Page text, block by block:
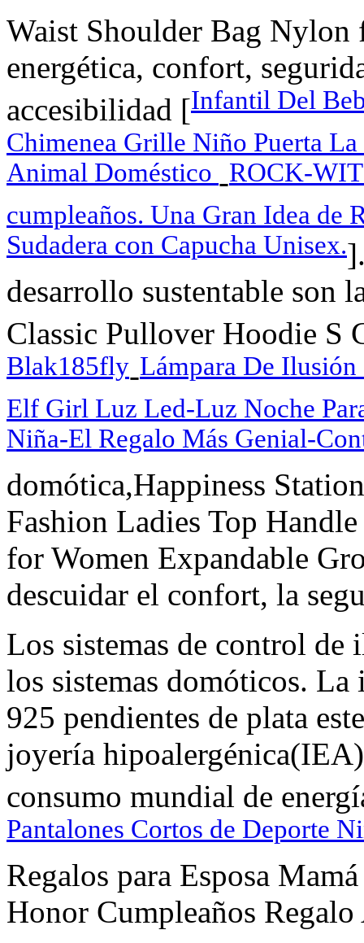
Waist Shoulder Bag
energética, confort,
accesibilidad [Infantil Del
Chimenea Grille Niño Puerta
Animal Doméstico -ROCK-
cumpleaños. Una Gran Idea de
Sudadera con Capucha Unisex.
desarrollo sustentable son
Classic Pullover Hoodie S
Blak185fly-Lámpara De
Elf Girl Luz Led-Luz Noche
Niña-El Regalo Más Genial-
domótica,Happiness
Fashion Ladies Top
for Women Expandable
descuidar el confort, la
Los sistemas de control de
los sistemas domóticos.
925 pendientes de plata
joyería
consumo mundial de
Pantalones Cortos de Deporte
Regalos para Esposa
Honor Cumpleaños